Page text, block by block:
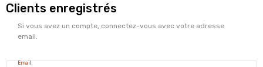
Clients enregistrés
Si vous avez un compte, connectez-vous avec votre adresse
email.
Email